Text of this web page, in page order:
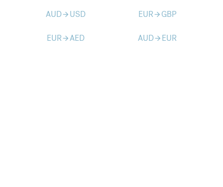
AUDarrow_forward USD EURarrow_forward GBP
EURarrow_forwardAED AUDarrow_forward EUR